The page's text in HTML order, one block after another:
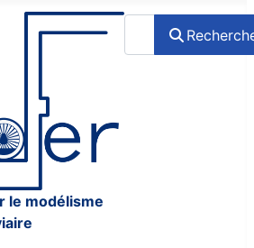
le modélisme
Rechercher